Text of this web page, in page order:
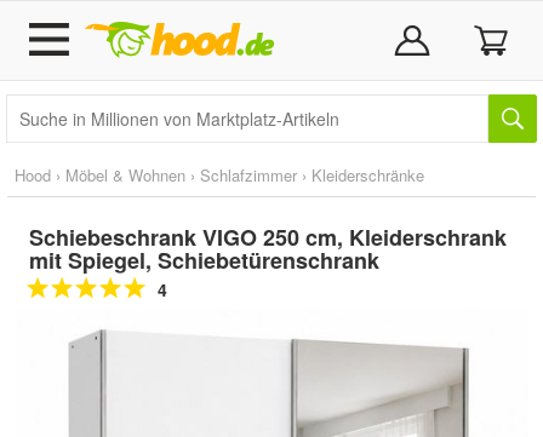
Hood › Möbel & Wohnen › Schlafzimmer › Kleiderschränke
Schiebeschrank VIGO 250 cm, Kleiderschrank
mit Spiegel, Schiebetürenschrank
4